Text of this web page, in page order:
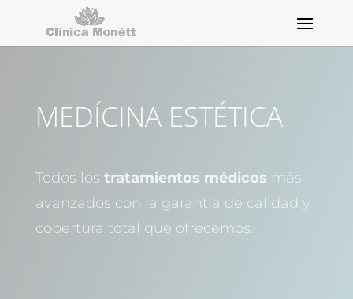
MEDÍCINA ESTÉTICA
Todos los tratamientos médicos más
avanzados con la garantía de calidad y
cobertura total que ofrecemos.